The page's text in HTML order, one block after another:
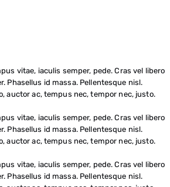
vitae, iaculis semper, pede. Cras vel libero
Phasellus id massa. Pellentesque nisl.
auctor ac, tempus nec, tempor nec, justo.
vitae, iaculis semper, pede. Cras vel libero
Phasellus id massa. Pellentesque nisl.
auctor ac, tempus nec, tempor nec, justo.
vitae, iaculis semper, pede. Cras vel libero
Phasellus id massa. Pellentesque nisl.